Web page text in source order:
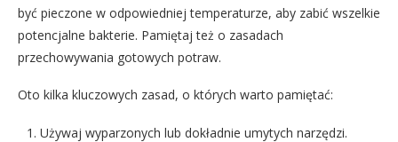
być pieczone w odpowiedniej temperaturze, aby zabić wszelkie
potencjalne bakterie. Pamiętaj też o zasadach
przechowywania gotowych potraw.
Oto kilka kluczowych zasad, o których warto pamiętać:
Używaj wyparzonych lub dokładnie umytych narzędzi.